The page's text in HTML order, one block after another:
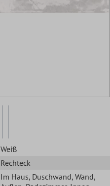
Weiß
Rechteck
Im Haus, Duschwand, Wand,